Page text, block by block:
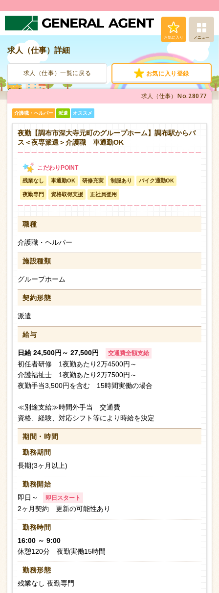
お気に入り メニュー
人材派遣サービス
転職支援サービス
登録から就業まで
お問い合わせ
求人（仕事）詳細
求人（仕事）一覧に戻る お気に入り登録
求人（仕事） No.28077
介護職・ヘルパー 派遣 オススメ
夜勤【調布市深大寺元町のグループホーム】調布駅からバ
ス＜夜専派遣＞介護職 車通勤OK
残業なし 車通勤OK 研修充実 制服あり バイク通勤OK
夜勤専門 資格取得支援 正社員登用
職種
介護職・ヘルパー
施設種類
グループホーム
契約形態
派遣
給与
日給 24,500円～ 27,500円 交通費全額支給
初任者研修 1夜勤あたり2万4500円～
介護福祉士 1夜勤あたり2万7500円～
夜勤手当3,500円を含む 15時間実働の場合
≪別途支給≫時間外手当 交通費
資格、経験、対応シフト等により時給を決定
期間・時間
勤務期間
長期(3ヶ月以上)
勤務開始
即日～
即日スタート
2ヶ月契約 更新の可能性あり
勤務時間
16:00 ～ 9:00
休憩120分 夜勤実働15時間
勤務形態
残業なし 夜勤専門